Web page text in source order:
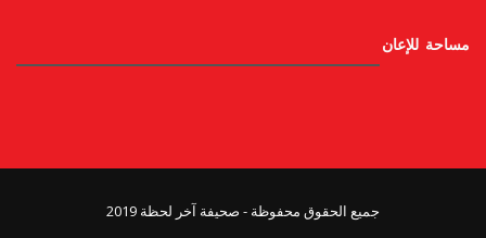
مساحة للإعان
جميع الحقوق محفوظة - صحيفة آخر لحظة 2019